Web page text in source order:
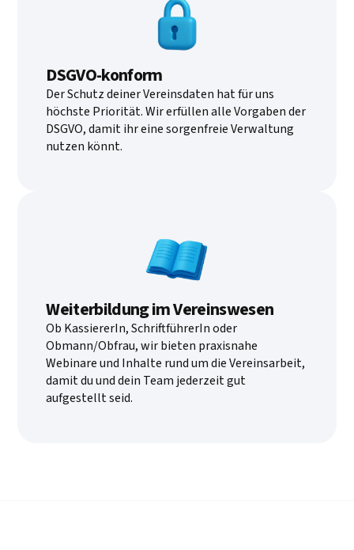
DSGVO-konform
Der Schutz deiner Vereinsdaten hat für uns
höchste Priorität. Wir erfüllen alle Vorgaben der
DSGVO, damit ihr eine sorgenfreie Verwaltung
nutzen könnt.
Weiterbildung im Vereinswesen
Ob KassiererIn, SchriftführerIn oder
Obmann/Obfrau, wir bieten praxisnahe
Webinare und Inhalte rund um die Vereinsarbeit,
damit du und dein Team jederzeit gut
aufgestellt seid.